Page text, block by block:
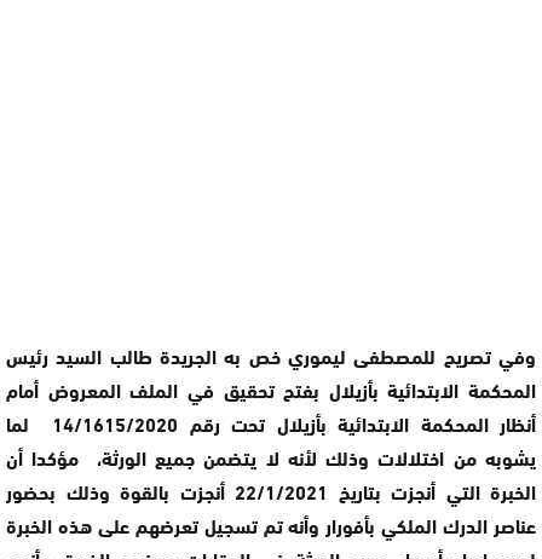
وفي تصريح للمصطفى ليموري خص به الجريدة طالب السيد رئيس
المحكمة الابتدائية بأزيلال بفتح تحقيق في الملف المعروض أمام
أنظار المحكمة الابتدائية بأزيلال تحت رقم 14/1615/2020 لما
يشوبه من اختلالات وذلك لأنه لا يتضمن جميع الورثة، مؤكدا أن
الخبرة التي أنجزت بتاريخ 22/1/2021 أنجزت بالقوة وذلك بحضور
عناصر الدرك الملكي بأفورار وأنه تم تسجيل تعرضهم على هذه الخبرة